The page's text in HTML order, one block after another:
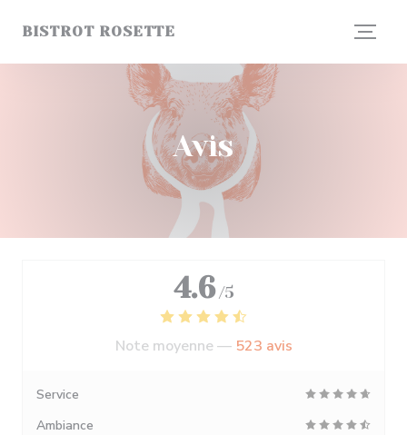
BISTROT ROSETTE
Avis
4.6 /5
Note moyenne — 523 avis
Service
Ambiance